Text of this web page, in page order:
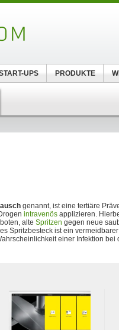
genannt, ist eine tertiäre
intravenös applizieren.
alte Spritzen gegen neue
Spritzbesteck ist ein
einer Infektion bei
UPS PRODUKTE